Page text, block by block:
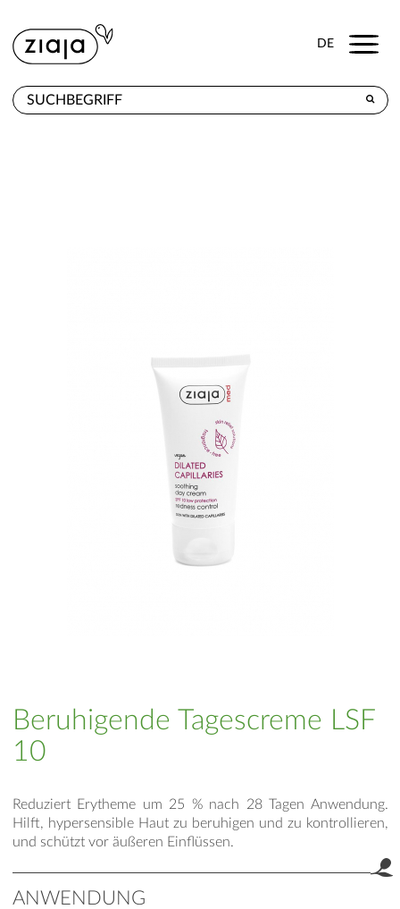
DE Menu
Beruhigende Tagescreme LSF
10
Reduziert Erytheme um 25 % nach 28 Tagen Anwendung.
Hilft, hypersensible Haut zu beruhigen und zu kontrollieren,
und schützt vor äußeren Einflüssen.
ANWENDUNG